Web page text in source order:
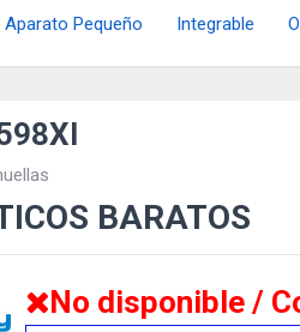
Aparato Pequeño Integrable
BARATOS
No disponible /